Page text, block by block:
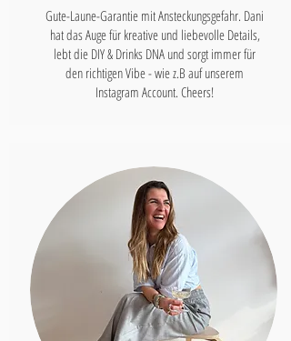
Gute-Laune-Garantie mit Ansteckungsgefahr. Dani
hat das Auge für kreative und liebevolle Details,
lebt die DIY & Drinks DNA und sorgt immer für
den richtigen Vibe - wie z.B auf unserem
Instagram Account. Cheers!